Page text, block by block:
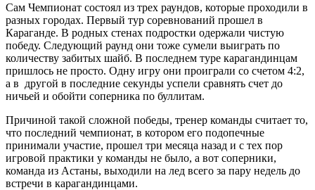
Сам Чемпионат состоял из трех раундов, которые проходили в
разных городах. Первый тур соревнований прошел в
Караганде. В родных стенах подростки одержали чистую
победу. Следующий раунд они тоже сумели выиграть по
количеству забитых шайб. В последнем туре карагандинцам
пришлось не просто. Одну игру они проиграли со счетом 4:2,
а в другой в последние секунды успели сравнять счет до
ничьей и обойти соперника по буллитам.
Причиной такой сложной победы, тренер команды считает то,
что последний чемпионат, в котором его подопечные
принимали участие, прошел три месяца назад и с тех пор
игровой практики у команды не было, а вот соперники,
команда из Астаны, выходили на лед всего за пару недель до
встречи в карагандинцами.